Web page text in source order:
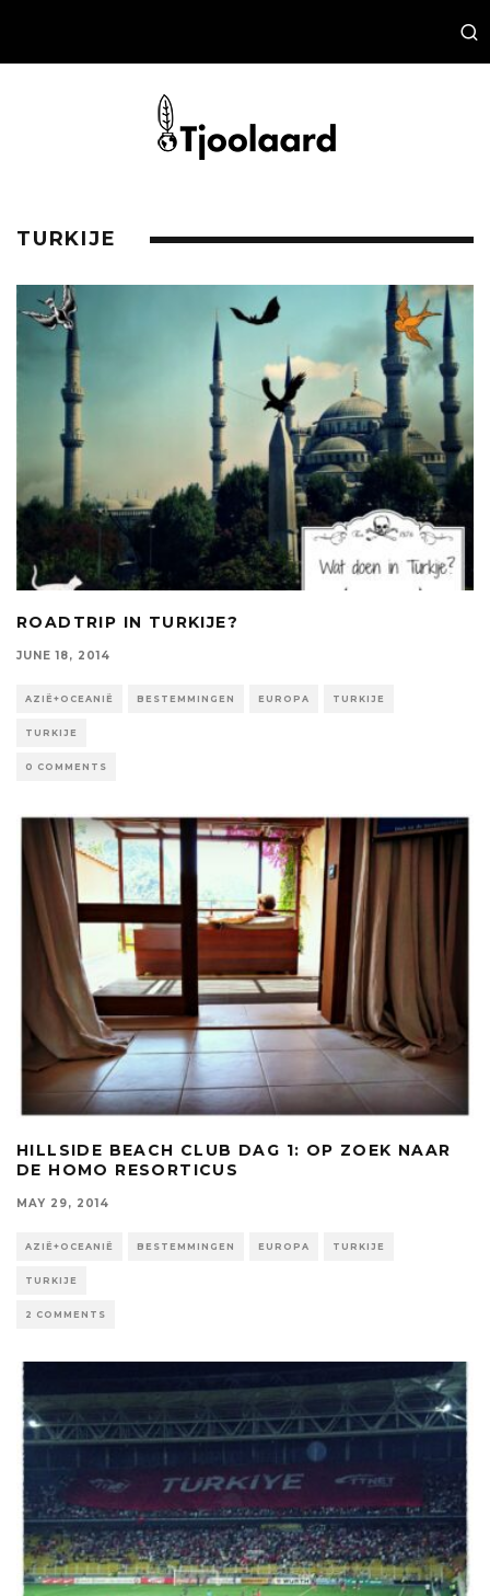
TURKIJE
ROADTRIP IN TURKIJE?
JUNE 18, 2014
AZIË+OCEANIË BESTEMMINGEN EUROPA TURKIJE
TURKIJE
0 COMMENTS
HILLSIDE BEACH CLUB DAG 1: OP ZOEK NAAR
DE HOMO RESORTICUS
MAY 29, 2014
AZIË+OCEANIË BESTEMMINGEN EUROPA TURKIJE
TURKIJE
2 COMMENTS